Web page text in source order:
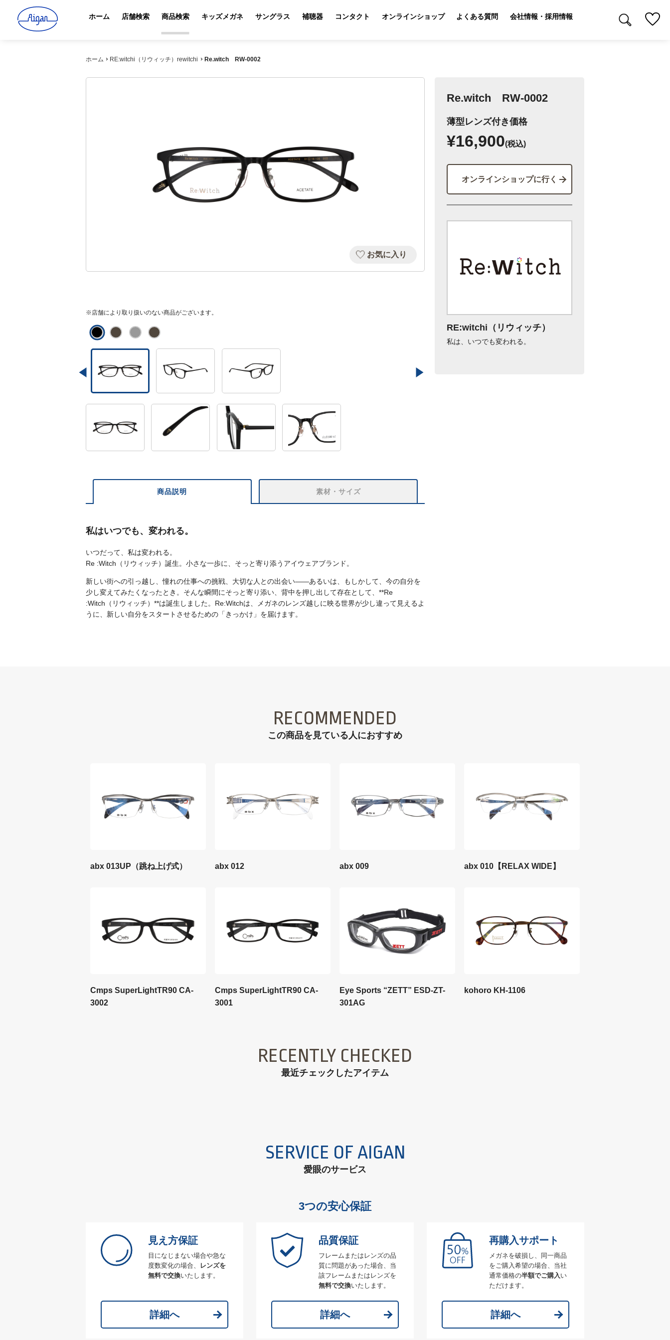
ホーム 店舗検索 商品検索 キッズメガネ サングラス 補聴器 コンタクト オンラインショップ よくある質問 会社情報・採用情報
ホーム RE:witchi（リウィッチ）rewitchi Re.witch RW-0002
お気に入り
※店舗により取り扱いのない商品がございます。
商品説明 素材・サイズ
私はいつでも、変われる。
いつだって、私は変われる。
Re :Witch（リウィッチ）誕生。小さな一歩に、そっと寄り添うアイウェアブランド。
新しい街への引っ越し、憧れの仕事への挑戦、大切な人との出会い――あるいは、もしかして、今の自分を
少し変えてみたくなったとき。そんな瞬間にそっと寄り添い、背中を押し出して存在として、**Re
:Witch（リウィッチ）**は誕生しました。Re:Witchは、メガネのレンズ越しに映る世界が少し違って見えるよ
うに、新しい自分をスタートさせるための「きっかけ」を届けます。
Re.witch RW-0002
薄型レンズ付き価格
¥16,900(税込)
オンラインショップに行く
RE:witchi（リウィッチ）
私は、いつでも変われる。
RECOMMENDED
この商品を見ている⼈におすすめ
abx 013UP（跳ね上げ式） abx 012 abx 009 abx 010【RELAX WIDE】
Cmps SuperLightTR90 CA-
3002
Cmps SuperLightTR90 CA-
3001
Eye Sports “ZETT” ESD-ZT-
301AG
kohoro KH-1106
RECENTLY CHECKED
最近チェックしたアイテム
SERVICE OF AIGAN
愛眼のサービス
3つの安心保証
見え方保証
目になじまない場合や急な
度数変化の場合、
レンズを
無料で交換いたします。
詳細へ
品質保証
フレームまたはレンズの品
質に問題があった場合、当
該フレームまたはレンズを
無料で交換いたします。
詳細へ
再購入サポート
メガネを破損し、同一商品
をご購入希望の場合、当社
通常価格の半額でご購入い
ただけます。
詳細へ